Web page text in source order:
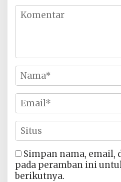
Simpan nama, email,
pada peramban ini
berikutnya.